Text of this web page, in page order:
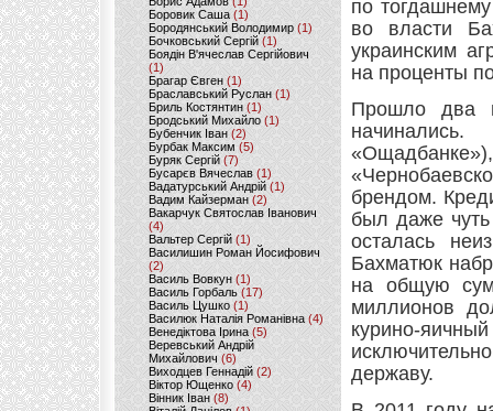
Боровик Саша (1)
Бородянський Володимир (1)
Бочковський Сергій (1)
Боядін В'ячеслав Сергійович
(1)
Брагар Євген (1)
Браславський Руслан (1)
Бриль Костянтин (1)
Бродський Михайло (1)
Бубенчик Іван(2)
Бурбак Максим (5)
Буряк Сергій (7)
Бусарєв Вячеслав (1)
Вадатурський Андрій (1)
Вадим Кайзерман (2)
Вакарчук Святослав Іванович
(4)
Вальтер Сергій (1)
Василишин Роман Йосифович
(2)
Василь Вовкун (1)
Василь Горбаль (17)
Василь Цушко (1)
Василюк Наталія Романівна (4)
Венедіктова Ірина(5)
Веревський Андрій
Михайлович (6)
Виходцев Геннадій (2)
Віктор Ющенко (4)
Вінник Іван (8)
по
во власти
украинским
на проценты
Прошло два
брендом.
был даже
осталась
Бахматюк
на общую
миллионов
курино-
державу.